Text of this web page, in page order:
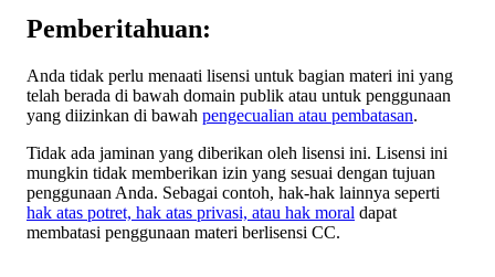
Pemberitahuan:
Anda tidak perlu menaati lisensi untuk bagian materi ini yang
telah berada di bawah domain publik atau untuk penggunaan
yang diizinkan di bawah pengecualian atau pembatasan.
Tidak ada jaminan yang diberikan oleh lisensi ini. Lisensi ini
mungkin tidak memberikan izin yang sesuai dengan tujuan
penggunaan Anda. Sebagai contoh, hak-hak lainnya seperti
hak atas potret, hak atas privasi, atau hak moral dapat
membatasi penggunaan materi berlisensi CC.